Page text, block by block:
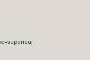
superieur